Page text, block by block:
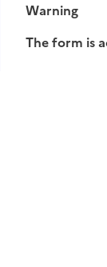
Warning
The form